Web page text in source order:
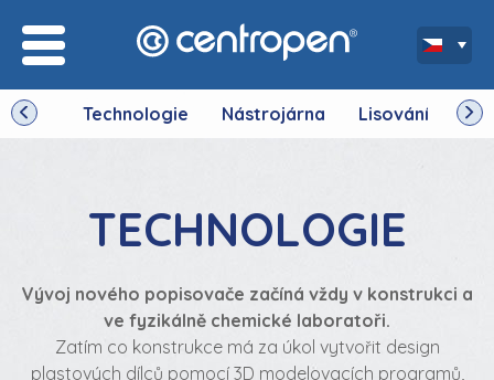
Technologie Nástrojárna Lisování
TECHNOLOGIE
Vývoj nového popisovače začíná vždy v konstrukci a
ve fyzikálně chemické laboratoři.
Zatím co konstrukce má za úkol vytvořit design
plastových dílců pomocí 3D modelovacích programů,